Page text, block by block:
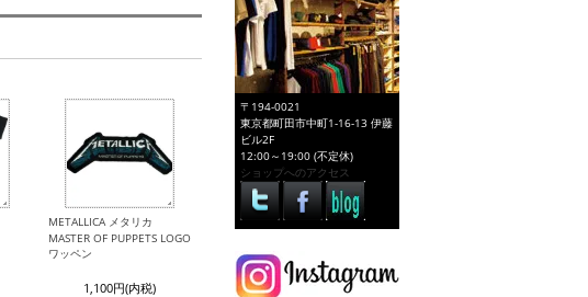
METALLICA メタリカ
MASTER OF PUPPETS LOGO
ワッペン
1,100円(内税)
〒194-0021
東京都町田市中町1-16-13 伊藤
ビル2F
12:00～19:00 (不定休)
ショップへのアクセス